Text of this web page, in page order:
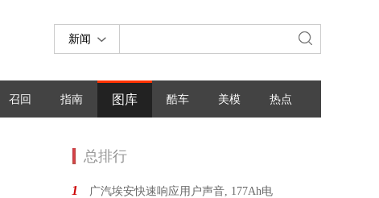
新闻
召回 指南 图库 酷车 美模 热点
总排行
1 广汽埃安快速响应用户声音, 177Ah电